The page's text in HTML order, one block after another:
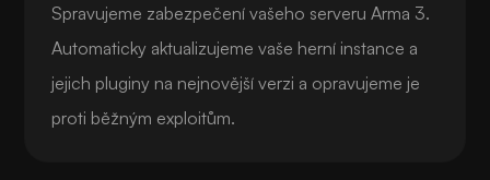
Spravujeme zabezpečení vašeho serveru Arma 3.
Automaticky aktualizujeme vaše herní instance a
jejich pluginy na nejnovější verzi a opravujeme je
proti běžným exploitům.